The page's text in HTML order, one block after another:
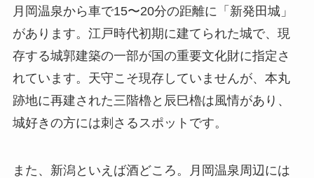
月岡温泉から車で15〜20分の距離に「新発田城」
があります。江戸時代初期に建てられた城で、現
存する城郭建築の一部が国の重要文化財に指定さ
れています。天守こそ現存していませんが、本丸
跡地に再建された三階櫓と辰巳櫓は風情があり、
城好きの方には刺さるスポットです。
また、新潟といえば酒どころ。月岡温泉周辺には